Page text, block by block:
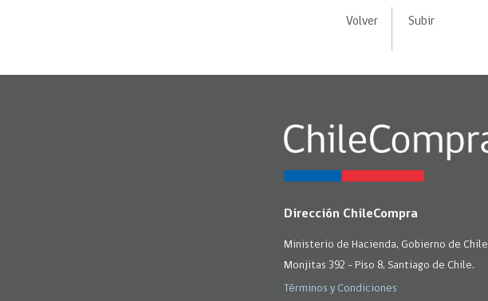
Volver Subir
Dirección ChileCompra
Ministerio de Hacienda, Gobierno de Chile
Monjitas 392 - Piso 8, Santiago de Chile.
Términos y Condiciones